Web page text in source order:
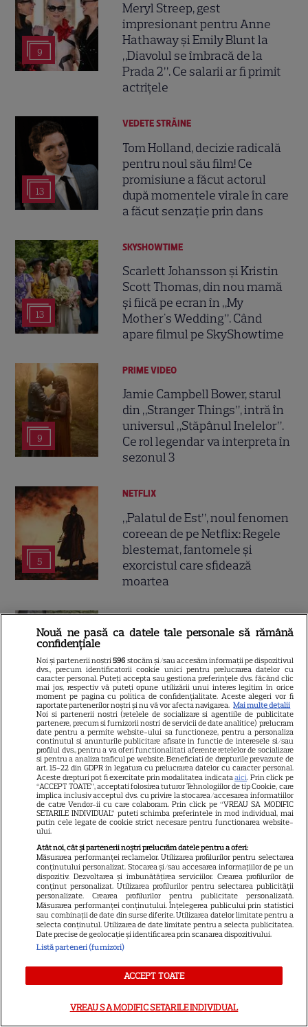
9
Meryl Streep, gest
impresionant pentru Anne
Hathaway și Emily Blunt la
„Diavolul se îmbracă de la
Prada 2”. Ce salarii ar fi primit
actrițele
13
VEDETE STRĂINE
Tom Holland, decizie radicală
pentru noul său film! Ce
promisiune a făcut actorul
după momentele virale în care
a făcut senzație prin dans
13
SKYSHOWTIME
Scarlett Johansson și Kristin
Scott Thomas, din nou mamă
și fiică pe ecran în „My
Mother's Wedding”. Când
apare filmul pe SkyShowtime
9
PRIME VIDEO
Jamie Campbell Bower, starul
din „Stranger Things”, intră în
universul „Stăpânul Inelelor”.
Ce rol legendar va interpreta în
sezonul 3
5
NETFLIX
„Palatul de Est”, noul fenomen
coreean de pe Netflix: Regele
blestemat, fantomele și
exorcistul care sfidează
moartea
PRIME VIDEO
Când „Fălci” se întâlnește cu
„Coborâre întunecată”:
Producția claustrofobă de pe
Prime Video ce nu trebuie
ratată
ŞTIRI
7
O mai ții minte pe mama lui
Stifler din „American Pie”?
Jennifer Coolidge, la 64 de ani,
dezvăluie greșeala pe care o
regretă și astăzi
Grila TV de toamnă 2026: toate
TV și Antena 1. Ce show-uri și
Nouă ne pasă ca datele tale personale să rămână
confidențiale
Noi și partenerii noștri596 stocăm și/sau accesăm informații pe dispozitivul
dvs., precum identificatorii cookie unici pentru prelucrarea datelor cu
caracter personal. Puteți accepta sau gestiona preferințele dvs. făcând clic
mai jos, respectiv vă puteți opune utilizării unui interes legitim în orice
moment pe pagina cu politica de confidențialitate. Aceste alegeri vor fi
raportate partenerilor noștri și nu vă vor afecta navigarea. Mai multe detalii
Noi si partenerii nostri (retelele de socializare si agentiile de publicitate
partenere, precum si furnizorii nostri de servicii de date analitice) prelucram
date pentru a permite website-ului sa functioneze, pentru a personaliza
continutul si anunturile publicitare afisate in functie de interesele si/sau
profilul dvs., pentru a va oferi functionalitati aferente retelelor de socializare
si pentru a analiza traficul pe website. Beneficiati de drepturile prevazute de
art. 15-22 din GDPR in legatura cu prelucrarea datelor cu caracter personal.
Aceste drepturi pot fi exercitate prin modalitatea indicataaici. Prin click pe
“ACCEPT TOATE”, acceptati folosirea tuturor Tehnologiilor de tip Cookie, care
implica inclusiv acceptul dvs. cu privire la stocarea/accesarea informatiilor
de catre Vendor-ii cu care colaboram. Prin click pe “VREAU SA MODIFIC
SETARILE INDIVIDUAL” puteti schimba preferintele in mod individual, mai
putin cele legate de cookie strict necesare pentru functionarea website-
ului.
Atât noi, cât și partenerii noștri prelucrăm datele pentru a oferi:
Măsurarea performanței reclamelor. Utilizarea profilurilor pentru selectarea
conținutului personalizat. Stocarea și/sau accesarea informațiilor de pe un
dispozitiv. Dezvoltarea și îmbunătățirea serviciilor. Crearea profilurilor de
conținut personalizat. Utilizarea profilurilor pentru selectarea publicității
personalizate. Crearea profilurilor pentru publicitate personalizată.
Măsurarea performanței conținutului. Înțelegerea publicului prin statistici
sau combinații de date din surse diferite. Utilizarea datelor limitate pentru a
selecta conținutul. Utilizarea de date limitate pentru a selecta publicitatea.
Date precise de geolocație și identificarea prin scanarea dispozitivului.
Listă parteneri (furnizori)
ACCEPT TOATE
VREAU SA MODIFIC SETARILE INDIVIDUAL